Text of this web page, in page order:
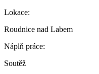
Lokace:
Roudnice nad Labem
Náplň práce:
Soutěž